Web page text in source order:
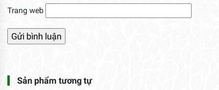
Trang web
Sản phẩm tương tự